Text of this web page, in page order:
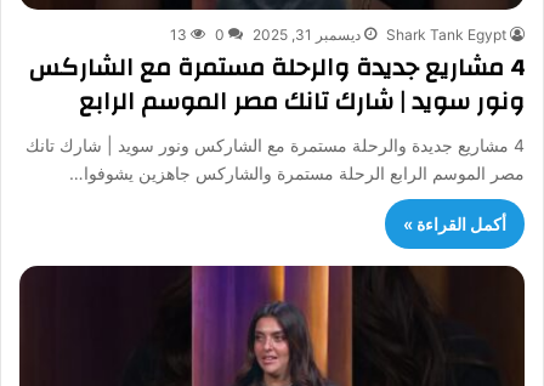
Shark Tank Egypt ديسمبر 31, 2025 0
13
4 مشاريع جديدة والرحلة مستمرة مع الشاركس
ونور سويد | شارك تانك مصر الموسم الرابع
4 مشاريع جديدة والرحلة مستمرة مع الشاركس ونور سويد | شارك تانك
مصر الموسم الرابع الرحلة مستمرة والشاركس جاهزين يشوفوا…
أكمل القراءة »